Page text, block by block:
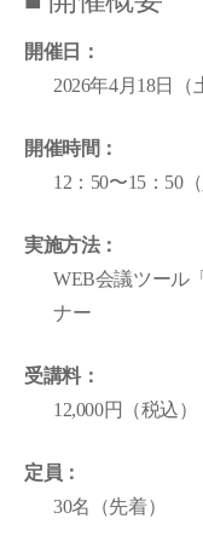
開催日：
2026年4月18日（
開催時間：
12：50〜15：50
実施方法：
WEB会議ツール
ナー
受講料：
12,000円（税込
定員：
30名（先着）